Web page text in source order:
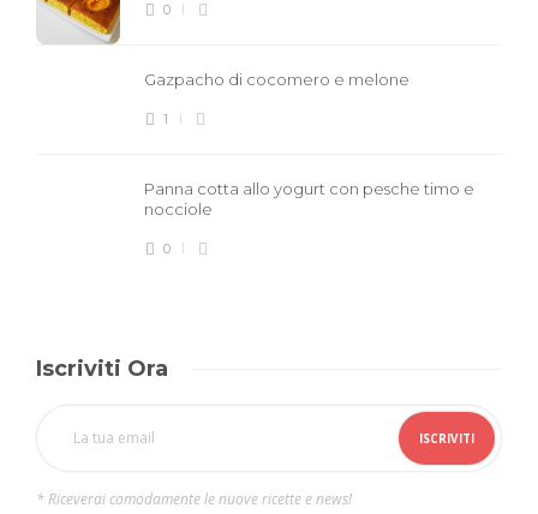
0
Gazpacho di cocomero e melone
1
Panna cotta allo yogurt con pesche timo e
nocciole
0
Iscriviti Ora
* Riceverai comodamente le nuove ricette e news!